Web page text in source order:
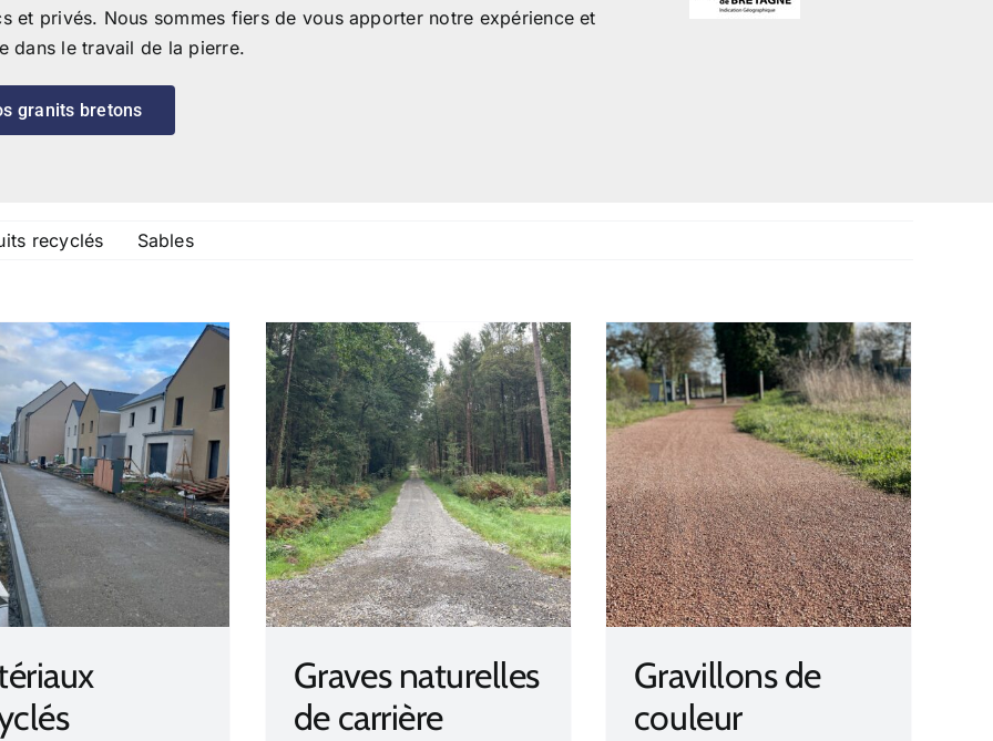
et privés. Nous sommes fiers de vous apporter notre expérience et
dans le travail de la pierre.
granits bretons
recyclés Sables
Graves naturelles de
carrière
Graves naturelles
de carrière
Gravillons de couleur
Gravillons de
couleur